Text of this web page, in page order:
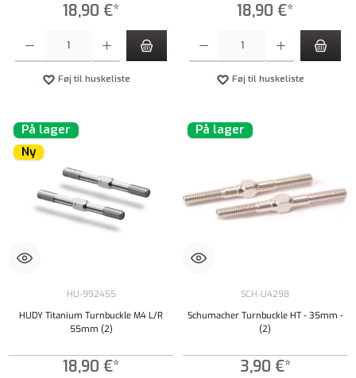
18,90 €*
Føj til huskeliste
18,90 €*
Føj til huskeliste
På lager
Ny
HU-992455
HUDY Titanium Turnbuckle M4 L/R
55mm (2)
18,90 €*
På lager
SCH-U4298
Schumacher Turnbuckle HT - 35mm -
(2)
3,90 €*